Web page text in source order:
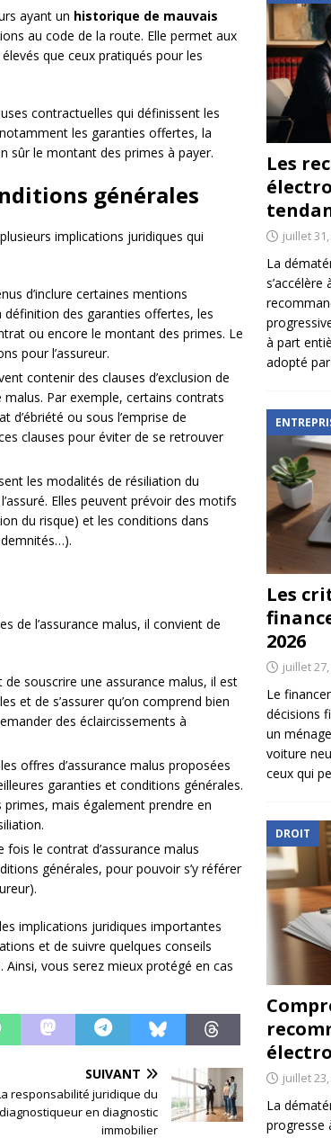
ayant un historique de mauvais
au code de la route. Elle permet aux
que ceux pratiqués pour les
contractuelles qui définissent les
les garanties offertes, la
sûr le montant des primes à payer.
générales
implications juridiques qui
d’inclure certaines mentions
des garanties offertes, les
ou encore le montant des primes. Le
pour l’assureur.
contenir des clauses d’exclusion de
Par exemple, certains contrats
ou sous l’emprise de
clauses pour éviter de se retrouver
les modalités de résiliation du
Elles peuvent prévoir des motifs
du risque) et les conditions dans
de l’assurance malus, il convient de
de souscrire une assurance malus, il est
et de s’assurer qu’on comprend bien
des éclaircissements à
offres d’assurance malus proposées
garanties et conditions générales.
mais également prendre en
fois le contrat d’assurance malus
générales, pour pouvoir s’y référer
implications juridiques importantes
et de suivre quelques conseils
vous serez mieux protégé en cas
SUIVANT
responsabilité juridique du
diagnostiqueur en diagnostic
immobilier
Les
juillet
La
à part
adopté
Les
2026
juillet
Le
décisions
un
voiture
ceux qui
DROIT
juillet
La
progresse